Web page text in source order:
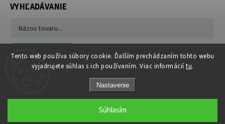
Tento web používa súbory cookie. Ďalším prechádzaním tohto webu
vyjadrujete súhlas s ich používaním. Viac informácií tu.
Nastavenie
Súhlasím
VYHĽADÁVANIE
Hľadať